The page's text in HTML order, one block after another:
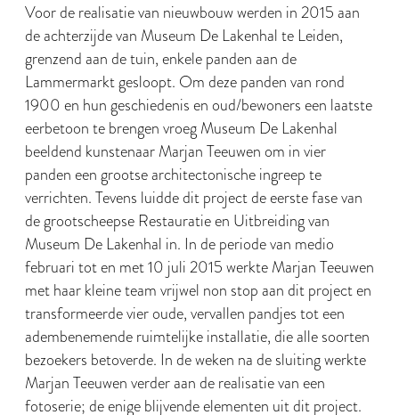
Voor de realisatie van nieuwbouw werden in 2015 aan
de achterzijde van Museum De Lakenhal te Leiden,
grenzend aan de tuin, enkele panden aan de
Lammermarkt gesloopt. Om deze panden van rond
1900 en hun geschiedenis en oud/bewoners een laatste
eerbetoon te brengen vroeg Museum De Lakenhal
beeldend kunstenaar Marjan Teeuwen om in vier
panden een grootse architectonische ingreep te
verrichten. Tevens luidde dit project de eerste fase van
de grootscheepse Restauratie en Uitbreiding van
Museum De Lakenhal in. In de periode van medio
februari tot en met 10 juli 2015 werkte Marjan Teeuwen
met haar kleine team vrijwel non stop aan dit project en
transformeerde vier oude, vervallen pandjes tot een
adembenemende ruimtelijke installatie, die alle soorten
bezoekers betoverde. In de weken na de sluiting werkte
Marjan Teeuwen verder aan de realisatie van een
fotoserie; de enige blijvende elementen uit dit project.